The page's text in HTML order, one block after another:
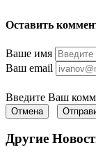
Оставить
Ваше имя
Ваш email
Введите Ваш
Отмена
Другие